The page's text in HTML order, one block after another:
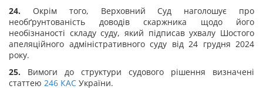
24. Окрім того, Верховний Суд наголошує про
необґрунтованість доводів скаржника щодо його
необізнаності складу суду, який підписав ухвалу Шостого
апеляційного адміністративного суду від 24 грудня 2024
року.
25. Вимоги до структури судового рішення визначені
статтею 246 КАС України.